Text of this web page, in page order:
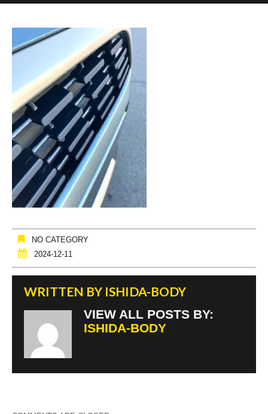
NO CATEGORY
2024-12-11
WRITTEN BY ISHIDA-BODY
VIEW ALL POSTS BY:
ISHIDA-BODY